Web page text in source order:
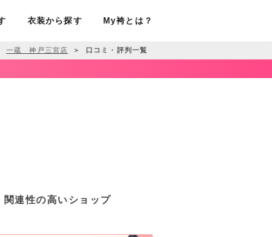
衣装から探す My袴とは？
一蔵 神戸三宮店 ＞ 口コミ・評判一覧
関連性の高いショップ